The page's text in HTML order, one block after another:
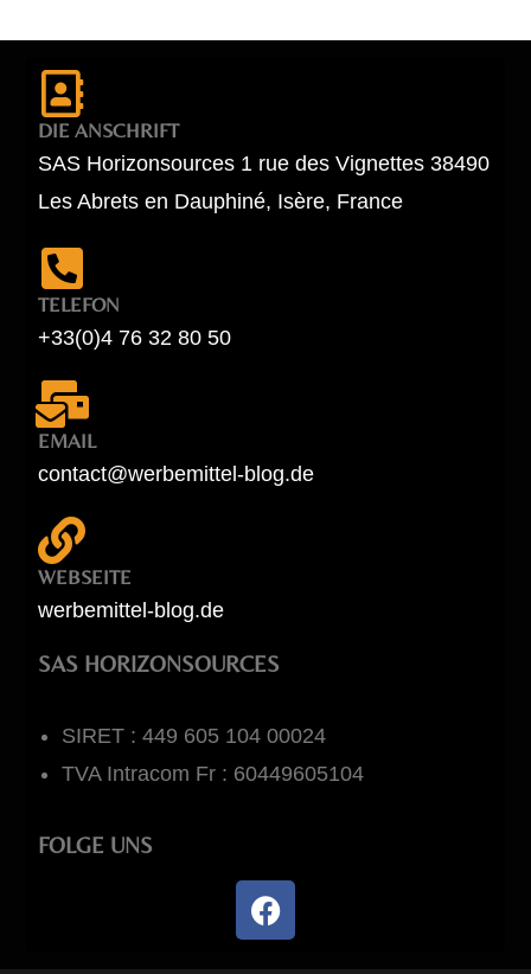
DIE ANSCHRIFT
SAS Horizonsources 1 rue des Vignettes 38490
Les Abrets en Dauphiné, Isère, France
TELEFON
+33(0)4 76 32 80 50
EMAIL
contact@werbemittel-blog.de
WEBSEITE
werbemittel-blog.de
SAS HORIZONSOURCES
SIRET : 449 605 104 00024
TVA Intracom Fr : 60449605104
FOLGE UNS